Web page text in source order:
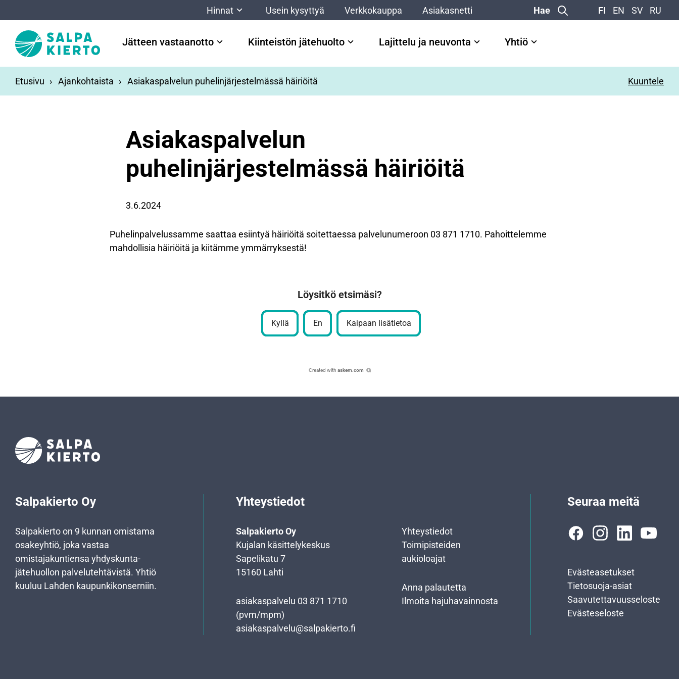
Hinnat Usein kysyttyä Verkkokauppa Asiakasnetti Hae FI EN SV RU
Jätteen vastaanotto Kiinteistön jätehuolto Lajittelu ja neuvonta Yhtiö
Etusivu Ajankohtaista Asiakaspalvelun puhelinjärjestelmässä häiriöitä Kuuntele
Asiakaspalvelun
puhelinjärjestelmässä häiriöitä
3.6.2024
Puhelinpalvelussamme saattaa esiintyä häiriöitä soitettaessa palvelunumeroon 03 871 1710. Pahoittelemme
mahdollisia häiriöitä ja kiitämme ymmärryksestä!
Löysitkö etsimäsi?
Kyllä En Kaipaan lisätietoa
Created with askem.com
Salpakierto Oy
Salpakierto on 9 kunnan omistama
osakeyhtiö, joka vastaa
omistajakuntiensa yhdyskunta­
jätehuollon palvelutehtävistä. Yhtiö
kuuluu Lahden kaupunkikonserniin.
Yhteystiedot
Salpakierto Oy
Kujalan käsittelykeskus
Sapelikatu 7
15160 Lahti
asiakaspalvelu 03 871 1710
(pvm/mpm)
asiakaspalvelu@salpakierto.fi
Yhteystiedot
Toimipisteiden
aukioloajat
Anna palautetta
Ilmoita hajuhavainnosta
Seuraa meitä
Evästeasetukset
Tietosuoja-asiat
Saavutettavuusseloste
Evästeseloste